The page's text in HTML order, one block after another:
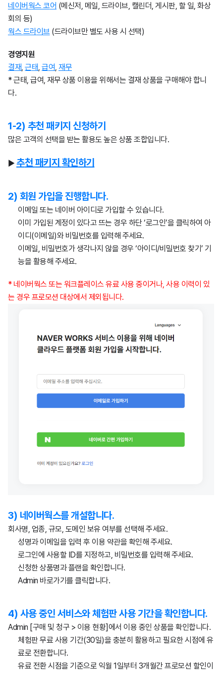
네이 버웍스 코어 (메신저, 메일, 드라이브, 캘린더, 게시판, 할 일, 화상
회의 등)
웍스 드라이 브 (드라이브만 별도 사용 시 선택)
경영지 원
결재, 근태, 급여, 재무
* 근태, 급여, 재무 상품 이용을 위해서는 결재 상품을 구매해야 합니
다.
1-2) 추천 패키지 신청하기
많은 고객의 선택을 받는 활용도 높은 상품 조합입니다.
▶ 추천 패키 지 확인하기
2) 회원 가입을 진행합니다.
이메일 또는 네이버 아이디로 가입할 수 있습니다.
이미 가입된 계정이 있다고 뜨는 경우 하단 ‘로그인’을 클릭하여 아
이디(이메일)와 비밀번호를 입력해 주세요.
이메일, 비밀번호가 생각나지 않을 경우 ‘아이디/비밀번호 찾기’ 기
능을 활용해 주세요.
* 네이버웍스 또는 워크플레이스 유료 사용 중이거나, 사용 이력이 있
는 경우 프로모션 대상에서 제외됩니다.
3) 네이버웍스를 개설합니다.
회사명, 업종, 규모, 도메인 보유 여부를 선택해 주세요.
성명과 이메일을 입력 후 이용 약관을 확인해 주세요.
로그인에 사용할 ID를 지정하고, 비밀번호를 입력해 주세요.
신청한 상품명과 플랜을 확인합니다.
Admin 바로가기를 클릭합니다.
4) 사용 중인 서비스와 체험판 사용 기간을 확인합니다.
Admin [구매 및 청구 > 이용 현황]에서 이용 중인 상품을 확인합니다.
체험판 무료 사용 기간(30일)을 충분히 활용하고 필요한 시점에 유
료로 전환합니다.
유료 전환 시점을 기준으로 익월 1일부터 3개월간 프로모션 할인이